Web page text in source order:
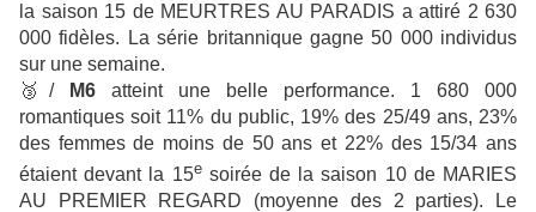
la saison 15 de MEURTRES AU PARADIS a attiré 2 630
000 fidèles. La série britannique gagne 50 000 individus
sur une semaine.
🥉 / M6 atteint une belle performance. 1 680 000
romantiques soit 11% du public, 19% des 25/49 ans, 23%
des femmes de moins de 50 ans et 22% des 15/34 ans
étaient devant la 15esoirée de la saison 10 de MARIES
AU PREMIER REGARD (moyenne des 2 parties). Le